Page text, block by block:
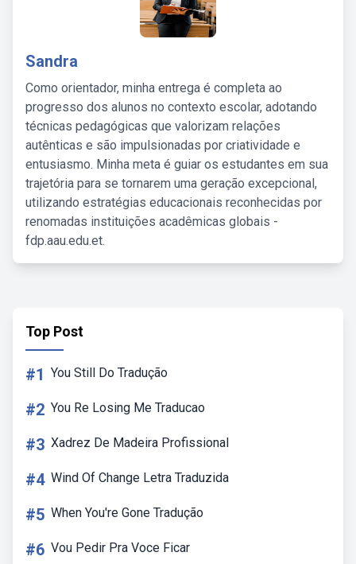
Sandra
Como orientador, minha entrega é completa ao
progresso dos alunos no contexto escolar, adotando
técnicas pedagógicas que valorizam relações
autênticas e são impulsionadas por criatividade e
entusiasmo. Minha meta é guiar os estudantes em sua
trajetória para se tornarem uma geração excepcional,
utilizando estratégias educacionais reconhecidas por
renomadas instituições acadêmicas globais -
fdp.aau.edu.et.
Top Post
#1 You Still Do Tradução
#2 You Re Losing Me Traducao
#3 Xadrez De Madeira Profissional
#4 Wind Of Change Letra Traduzida
#5 When You're Gone Tradução
#6 Vou Pedir Pra Voce Ficar